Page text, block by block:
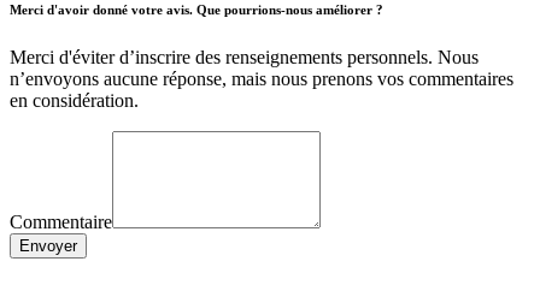
Merci d'avoir donné votre avis. Que pourrions-nous améliorer ?
Merci d'éviter d’inscrire des renseignements personnels. Nous
n’envoyons aucune réponse, mais nous prenons vos commentaires
en considération.
Commentaire
Envoyer